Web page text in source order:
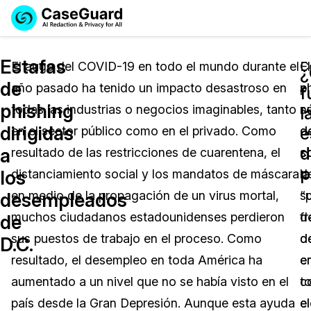
Licencia de CaseGuard Studio
Precios de Redacción a Pedido
Soluciones
Redacción de vídeos
Redacción de documentos
Redacción de audio
Redacción de imágenes
Transcripción y Traducción
Industrias
Cuerpos Policiales
Transportación
Educación
El Gobierno
Precios
Recursos
Artículos
Casos Practicos
Eventos
Demo
English
Español
Estafas
de
phishing
dirigidas
a
los
desempleados
de
D.C.
El auge del COVID-19 en todo el mundo durante el
año pasado ha tenido un impacto desastroso en
todas las industrias o negocios imaginables, tanto
en el sector público como en el privado. Como
resultado de las restricciones de cuarentena, el
distanciamiento social y los mandatos de máscara
en medio de la propagación de un virus mortal,
muchos ciudadanos estadounidenses perdieron
sus puestos de trabajo en el proceso. Como
resultado, el desempleo en toda América ha
aumentado a un nivel que no se había visto en el
país desde la Gran Depresión. Aunque esta ayuda
el
el
El
la